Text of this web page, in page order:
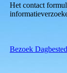
Het contact
Bezoek